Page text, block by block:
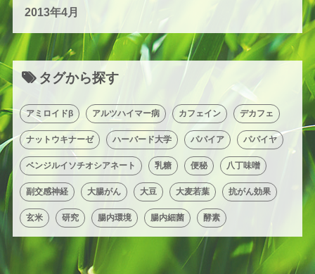
2013年4月
タグから探す
アミロイドβ アルツハイマー病 カフェイン デカフェ
ナットウキナーゼ ハーバード大学 パパイア パパイヤ
ベンジルイソチオシアネート 乳糖 便秘 八丁味噌
副交感神経 大腸がん 大豆 大麦若葉 抗がん効果
玄米 研究 腸内環境 腸内細菌 酵素